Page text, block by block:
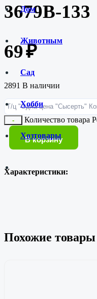
Дом
Животным
Сад
Хобби
Хозтовары
3679B-133
69₽
2891 В наличии
- Количество товара
В корзину
Характеристики:
Похожие товары